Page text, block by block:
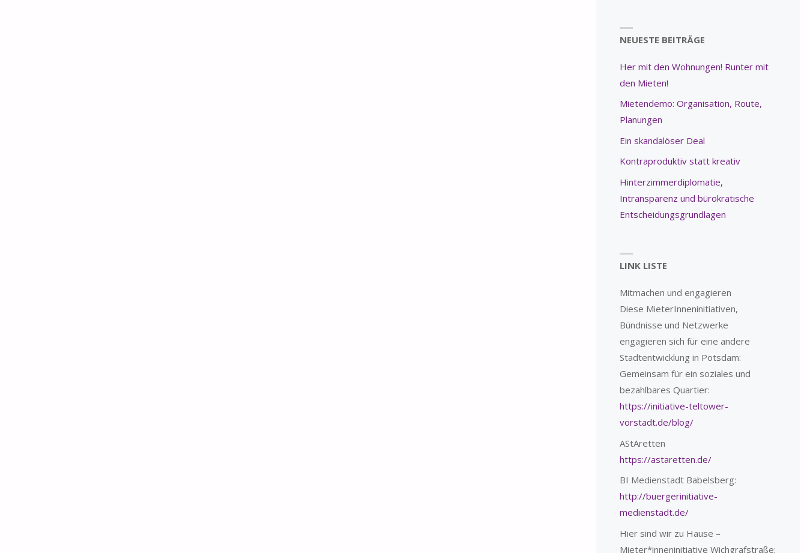
NEUESTE BEITRÄGE
Her mit den Wohnungen! Runter mit
den Mieten!
Mietendemo: Organisation, Route,
Planungen
Ein skandalöser Deal
Kontraproduktiv statt kreativ
Hinterzimmerdiplomatie,
Intransparenz und bürokratische
Entscheidungsgrundlagen
LINK LISTE
Mitmachen und engagieren
Diese MieterInneninitiativen,
Bündnisse und Netzwerke
engagieren sich für eine andere
Stadtentwicklung in Potsdam:
Gemeinsam für ein soziales und
bezahlbares Quartier:
https://initiative-teltower-
vorstadt.de/blog/
AStAretten
https://astaretten.de/
BI Medienstadt Babelsberg:
http://buergerinitiative-
medienstadt.de/
Hier sind wir zu Hause –
Mieter*inneninitiative Wichgrafstraße: